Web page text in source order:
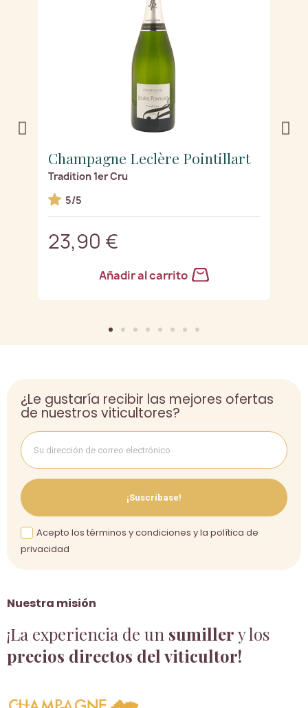
Champagne Leclère Pointillart
Tradition 1er Cru
5/5
23,90 €
Añadir al carrito
Nuestra misión
¡La experiencia de un sumillery los
precios directos del viticultor!
¿Le gustaría recibir las mejores ofertas
de nuestros viticultores?
¡Suscríbase!
Acepto los términos y condiciones y la política de
privacidad